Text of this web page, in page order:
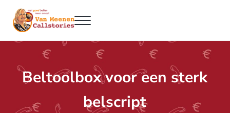
Door naar de hoofd inhoud
Skip to header right navigation
Skip to site footer
Van Meenen Callstories
Menu
Beltoolbox voor een sterk
belscript